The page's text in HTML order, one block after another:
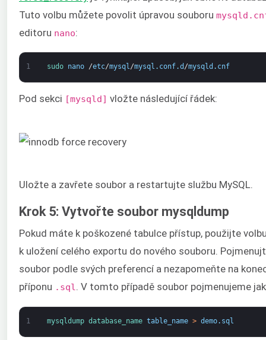
Tuto volbu můžete povolit úpravou souboru
editoru nano:
1 sudo nano /etc/mysql/mysql . conf.d /mysqld . cnf
Pod sekci [mysqld] vložte následující řádek:
Uložte a zavřete soubor a restartujte službu MySQL.
Krok 5: Vytvořte soubor mysqldump
Pokud máte k poškozené tabulce přístup, použijte
k uložení celého exportu do nového souboru.
soubor podle svých preferencí a nezapomeňte na
příponu .sql . V tomto případě soubor pojmenujeme
1 mysqldump database_name table_name > demo. sql